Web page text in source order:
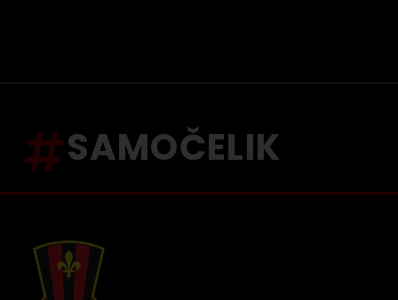
SAMOČELIK